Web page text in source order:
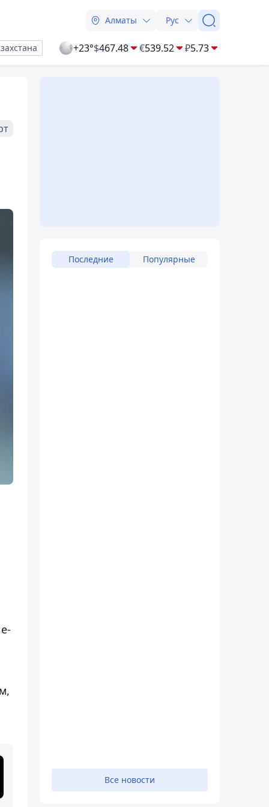
Алматы Рус
+23°$467.48 €539.52 ₽5.73
Последние Популярные
Все новости